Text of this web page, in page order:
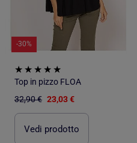
-30%
Top in pizzo FLOA
32,90 € 23,03 €
Vedi prodotto